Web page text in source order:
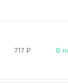
717 Р В